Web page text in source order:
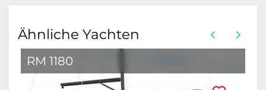
Ähnliche Yachten
RM 1180